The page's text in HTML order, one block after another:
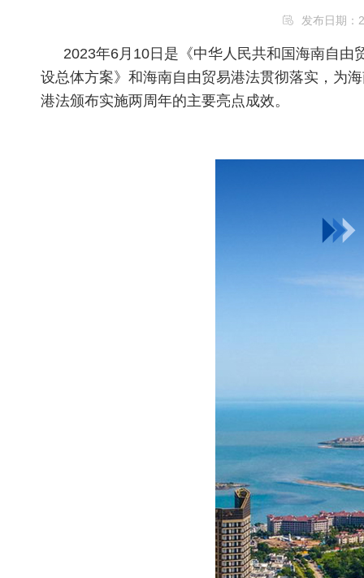
发布日期：
2023年6月10日是《中华人民共和国海南自
设总体方案》和海南自由贸易港法贯彻落实，为
港法颁布实施两周年的主要亮点成效。